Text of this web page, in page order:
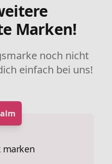
Marken!
noch nicht
einfach bei uns!
marken